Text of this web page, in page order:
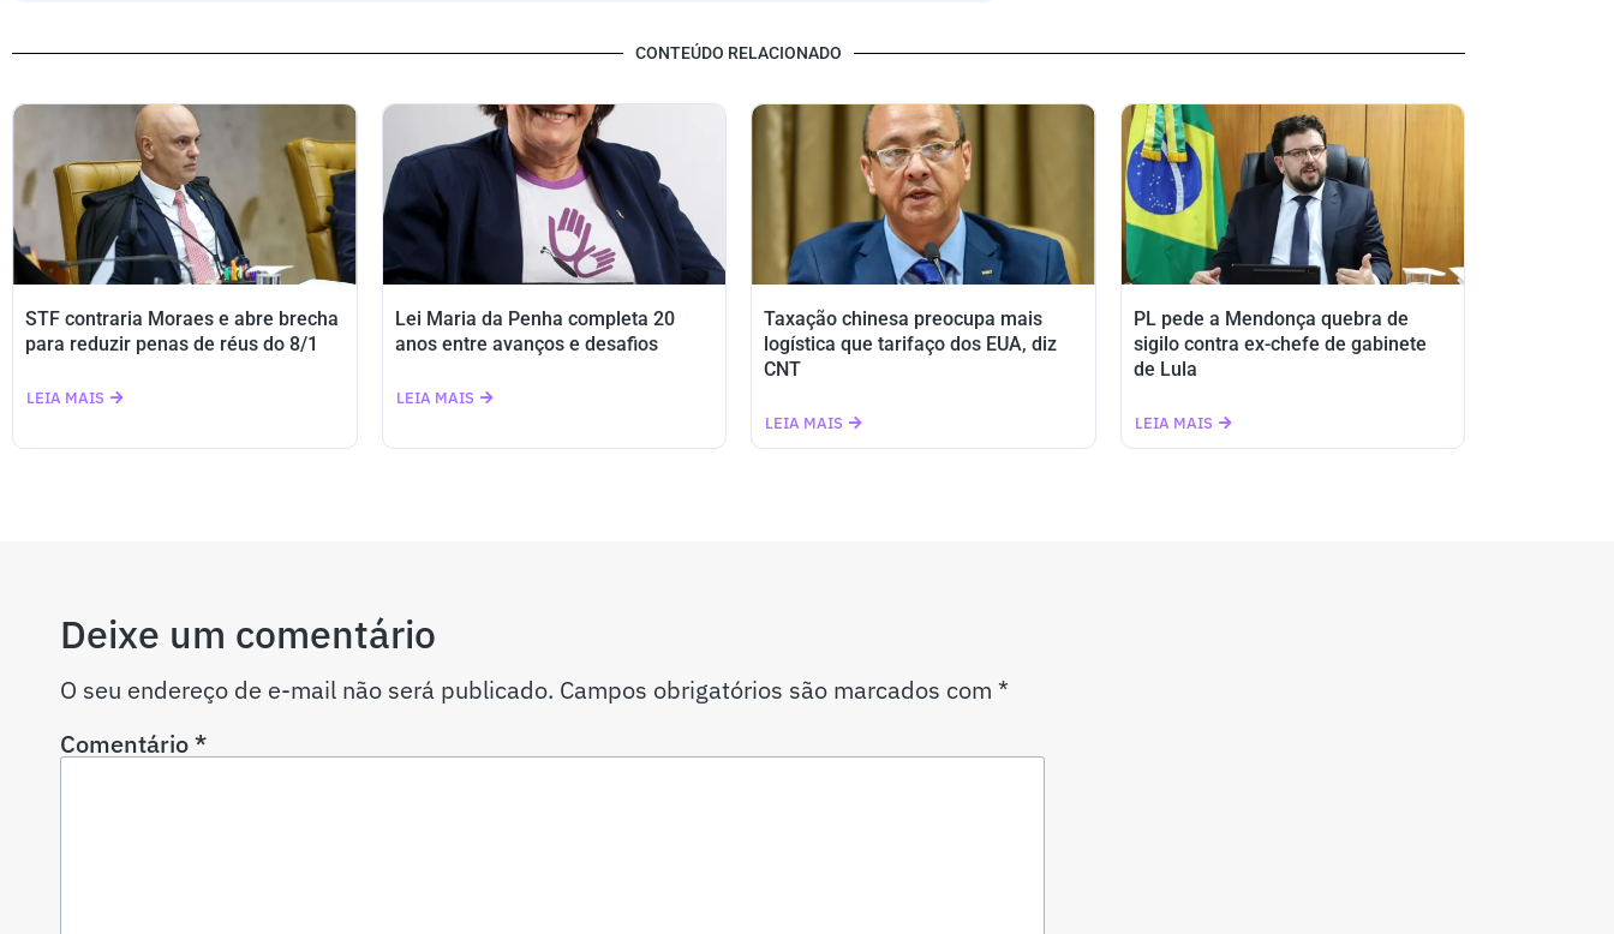
CONTEÚDO RELACIONADO
STF contraria Moraes e abre brecha
para reduzir penas de réus do 8/1
LEIA MAIS
Lei Maria da Penha completa 20
anos entre avanços e desafios
LEIA MAIS
Taxação chinesa preocupa mais
logística que tarifaço dos EUA, diz
CNT
LEIA MAIS
PL pede a Mendonça quebra de
sigilo contra ex-chefe de gabinete
de Lula
LEIA MAIS
Deixe um comentário
O seu endereço de e-mail não será publicado. Campos obrigatórios são marcados com *
Comentário*